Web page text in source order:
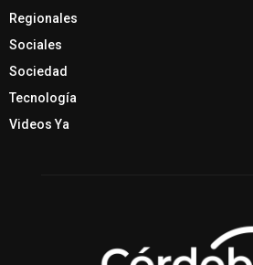
Regionales
Sociales
Sociedad
Tecnología
Videos Ya